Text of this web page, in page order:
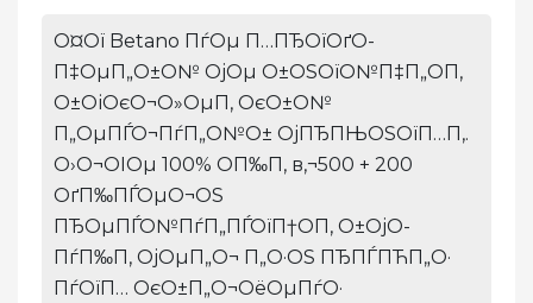
О¤Ої Betano ПѓОµ П…ПЂОїОґО­
П‡ОµП„О±О№ ОјОµ О±ОЅОїО№П‡П„О­П‚
О±ОіОєО¬О»ОµП‚ ОєО±О№
П„ОµПЃО¬ПѓП„О№О± ОјПЂПЊОЅОїП…П‚.
О›О¬ОІОµ 100% О­П‰П‚ в‚¬500 + 200
ОґП‰ПЃОµО¬ОЅ
ПЂОµПЃО№ПѓП„ПЃОїП†О­П‚ О±ОјО­
ПѓП‰П‚ ОјОµП„О¬ П„О·ОЅ ПЂПЃПЋП„О·
ПѓОїП… ОєО±П„О¬ОёОµПѓО·